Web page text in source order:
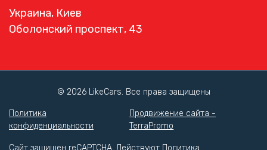
Украина, Киев
Оболонский проспект, 43
© 2026 LikeCars. Все права защищены
Политика
конфиденциальности
Продвижение сайта -
TerraPromo